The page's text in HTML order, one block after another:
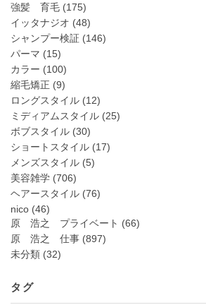
強髪 育毛 (175)
イッタナジオ (48)
シャンプー検証 (146)
パーマ (15)
カラー (100)
縮毛矯正 (9)
ロングスタイル (12)
ミディアムスタイル (25)
ボブスタイル (30)
ショートスタイル (17)
メンズスタイル (5)
美容雑学 (706)
ヘアースタイル (76)
nico (46)
原 浩之 プライベート (66)
原 浩之 仕事 (897)
未分類 (32)
タグ